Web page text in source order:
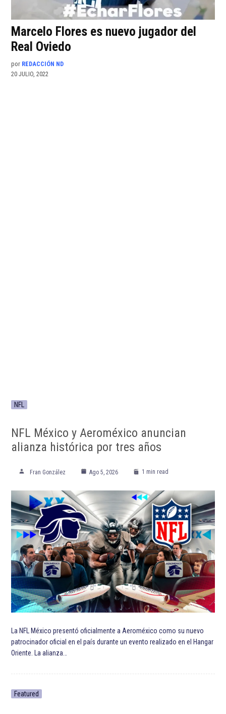
Marcelo Flores es nuevo jugador del
Real Oviedo
por REDACCIÓN ND
20 JULIO, 2022
NFL
NFL México y Aeroméxico anuncian
alianza histórica por tres años
Fran González Ago 5, 2026 1 min read
La NFL México presentó oficialmente a Aeroméxico como su nuevo
patrocinador oficial en el país durante un evento realizado en el Hangar
Oriente. La alianza…
Featured